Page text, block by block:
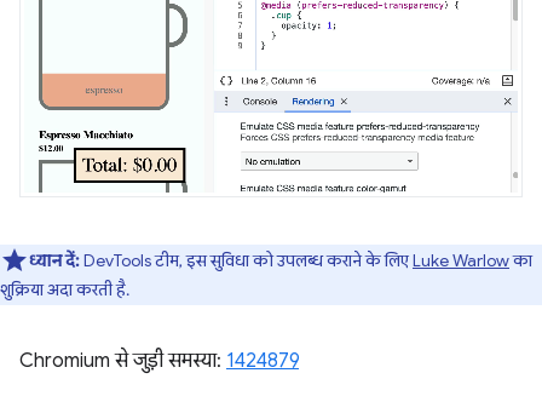
ध्यान दें:DevTools टीम, इस सुविधा को उपलब्ध कराने के लिएLuke Warlowका
शुक्रिया अदा करती है.
Chromium से जुड़ी समस्या: 1424879